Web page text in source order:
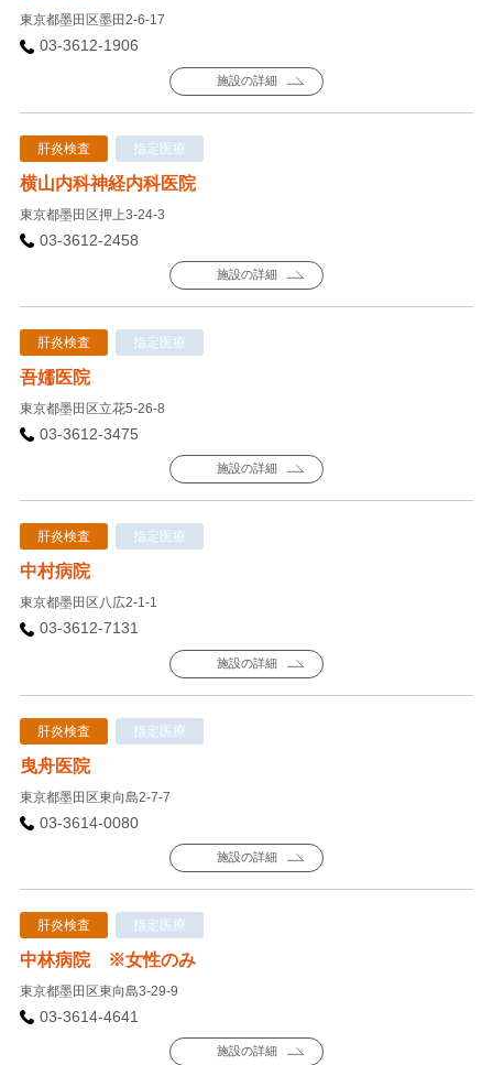
東京都墨田区墨田2-6-17
03-3612-1906
施設の詳細
肝炎検査 指定医療
横山内科神経内科医院
東京都墨田区押上3-24-3
03-3612-2458
施設の詳細
肝炎検査 指定医療
吾嬬医院
東京都墨田区立花5-26-8
03-3612-3475
施設の詳細
肝炎検査 指定医療
中村病院
東京都墨田区八広2-1-1
03-3612-7131
施設の詳細
肝炎検査 指定医療
曳舟医院
東京都墨田区東向島2-7-7
03-3614-0080
施設の詳細
肝炎検査 指定医療
中林病院 ※女性のみ
東京都墨田区東向島3-29-9
03-3614-4641
施設の詳細